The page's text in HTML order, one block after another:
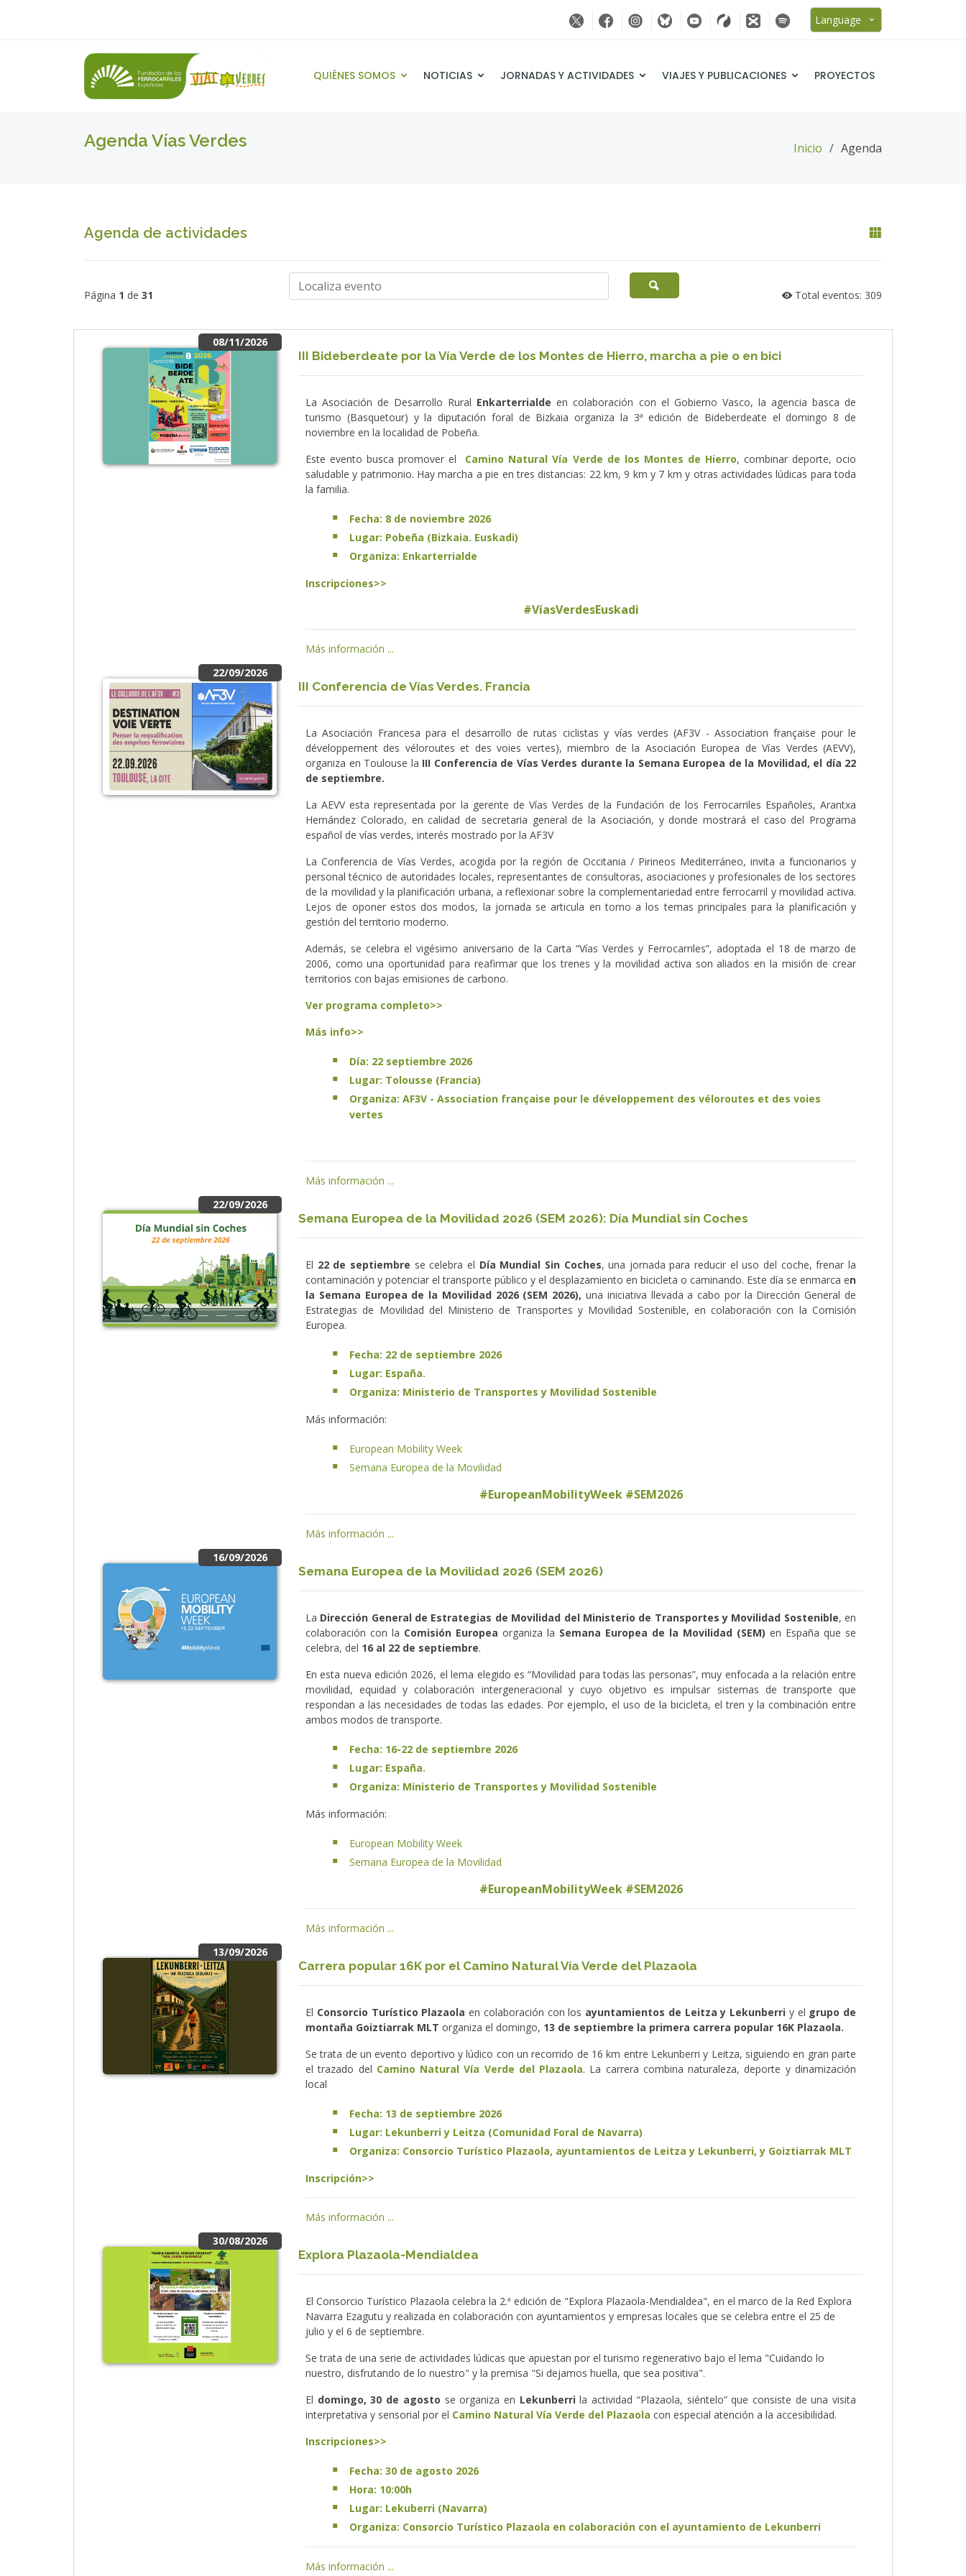
Language
QUIÉNES SOMOS NOTICIAS JORNADAS Y ACTIVIDADES VIAJES Y PUBLICACIONES PROYECTOS
Agenda Vías Verdes Inicio Agenda
Agenda de actividades
Página 1 de 31 Total eventos: 309
08/11/2026
III Bideberdeate por la Vía Verde de los Montes de Hierro, marcha a pie o en bici
La Asociación de Desarrollo Rural Enkarterrialdeen colaboración con el Gobierno Vasco, la agencia basca de
turismo (Basquetour) y la diputación foral de Bizkaia organiza la 3ª edición de Bideberdeate el domingo 8 de
noviembre en la localidad de Pobeña.
Este evento busca promover el Camino Natural Vía Verde de los Montes de Hierro, combinar deporte, ocio
saludable y patrimonio. Hay marcha a pie en tres distancias: 22 km, 9 km y 7 km y otras actividades lúdicas para toda
la familia.
Fecha: 8 de noviembre 2026
Lugar: Pobeña (Bizkaia. Euskadi)
Organiza: Enkarterrialde
Inscripciones>>
#VíasVerdesEuskadi
Más información ...
22/09/2026
III Conferencia de Vías Verdes. Francia
La Asociación Francesa para el desarrollo de rutas ciclistas y vías verdes (AF3V - Association française pour le
développement des véloroutes et des voies vertes), miembro de la Asociación Europea de Vías Verdes (AEVV),
organiza en Toulouse la III Conferencia de Vías Verdes durante la Semana Europea de la Movilidad, el día 22
de septiembre.
La AEVV esta representada por la gerente de Vías Verdes de la Fundación de los Ferrocarriles Españoles, Arantxa
Hernández Colorado, en calidad de secretaria general de la Asociación, y donde mostrará el caso del Programa
español de vías verdes, interés mostrado por la AF3V
La Conferencia de Vías Verdes, acogida por la región de Occitania / Pirineos Mediterráneo, invita a funcionarios y
personal técnico de autoridades locales, representantes de consultoras, asociaciones y profesionales de los sectores
de la movilidad y la planificación urbana, a reflexionar sobre la complementariedad entre ferrocarril y movilidad activa.
Lejos de oponer estos dos modos, la jornada se articula en torno a los temas principales para la planificación y
gestión del territorio moderno.
Además, se celebra el vigésimo aniversario de la Carta “Vías Verdes y Ferrocarriles”, adoptada el 18 de marzo de
2006, como una oportunidad para reafirmar que los trenes y la movilidad activa son aliados en la misión de crear
territorios con bajas emisiones de carbono.
Ver programa completo>>
Más info>>
Día: 22 septiembre 2026
Lugar: Tolousse (Francia)
Organiza: AF3V - Association française pour le développement des véloroutes et des voies
vertes
Más información ...
22/09/2026
Semana Europea de la Movilidad 2026 (SEM 2026): Día Mundial sin Coches
El 22 de septiembre se celebra el Día Mundial Sin Coches, una jornada para reducir el uso del coche, frenar la
contaminación y potenciar el transporte público y el desplazamiento en bicicleta o caminando. Este día se enmarca en
la Semana Europea de la Movilidad 2026 (SEM 2026), una iniciativa llevada a cabo por la Dirección General de
Estrategias de Movilidad del Ministerio de Transportes y Movilidad Sostenible, en colaboración con la Comisión
Europea.
Fecha: 22 de septiembre 2026
Lugar: España.
Organiza: Ministerio de Transportes y Movilidad Sostenible
Más información:
European Mobility Week
Semana Europea de la Movilidad
#EuropeanMobilityWeek #SEM2026
Más información ...
16/09/2026
Semana Europea de la Movilidad 2026 (SEM 2026)
La Dirección General de Estrategias de Movilidad del Ministerio de Transportes y Movilidad Sostenible, en
colaboración con la Comisión Europea organiza la Semana Europea de la Movilidad (SEM) en España que se
celebra, del 16 al 22 de septiembre.
En esta nueva edición 2026, el lema elegido es “Movilidad para todas las personas”, muy enfocada a la relación entre
movilidad, equidad y colaboración intergeneracional y cuyo objetivo es impulsar sistemas de transporte que
respondan a las necesidades de todas las edades. Por ejemplo, el uso de la bicicleta, el tren y la combinación entre
ambos modos de transporte.
Fecha: 16-22 de septiembre 2026
Lugar: España.
Organiza: Ministerio de Transportes y Movilidad Sostenible
Más información:
European Mobility Week
Semana Europea de la Movilidad
#EuropeanMobilityWeek #SEM2026
Más información ...
13/09/2026
Carrera popular 16K por el Camino Natural Vía Verde del Plazaola
El Consorcio Turístico Plazaola en colaboración con los ayuntamientos de Leitza y Lekunberri y el grupo de
montaña Goiztiarrak MLT organiza el domingo, 13 de septiembre la primera carrera popular 16K Plazaola.
Se trata de un evento deportivo y lúdico con un recorrido de 16 km entre Lekunberri y Leitza, siguiendo en gran parte
el trazado del Camino Natural Vía Verde del Plazaola. La carrera combina naturaleza, deporte y dinamización
local
Fecha: 13 de septiembre 2026
Lugar: Lekunberri y Leitza (Comunidad Foral de Navarra)
Organiza: Consorcio Turístico Plazaola, ayuntamientos de Leitza y Lekunberri, y Goiztiarrak MLT
Inscripción>>
Más información ...
30/08/2026
Explora Plazaola-Mendialdea
El Consorcio Turístico Plazaola celebra la 2.ª edición de "Explora Plazaola-Mendialdea", en el marco de la Red Explora
Navarra Ezagutu y realizada en colaboración con ayuntamientos y empresas locales que se celebra entre el 25 de
julio y el 6 de septiembre.
Se trata de una serie de actividades lúdicas que apuestan por el turismo regenerativo bajo el lema "Cuidando lo
nuestro, disfrutando de lo nuestro" y la premisa "Si dejamos huella, que sea positiva".
El domingo, 30 de agosto se organiza en Lekunberrila actividad “Plazaola, siéntelo” que consiste de una visita
interpretativa y sensorial por el Camino Natural Vía Verde del Plazaola con especial atención a la accesibilidad.
Inscripciones>>
Fecha: 30 de agosto 2026
Hora: 10:00h
Lugar: Lekuberri (Navarra)
Organiza: Consorcio Turístico Plazaola en colaboración con el ayuntamiento de Lekunberri
Más información ...